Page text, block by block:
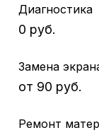
Диагностика
0 руб.
Замена
от 90 руб.
Ремонт